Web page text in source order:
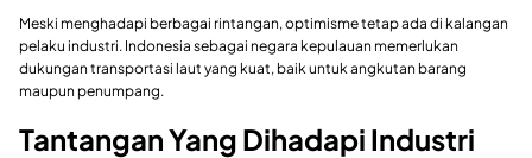
Meski menghadapi berbagai rintangan, optimisme tetap ada di kalangan
pelaku industri. Indonesia sebagai negara kepulauan memerlukan
dukungan transportasi laut yang kuat, baik untuk angkutan barang
maupun penumpang.
Tantangan Yang Dihadapi Industri